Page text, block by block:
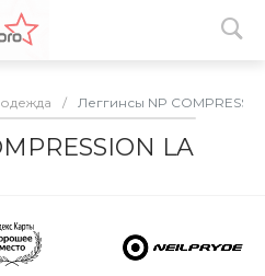
/ Леггинсы NP
LA